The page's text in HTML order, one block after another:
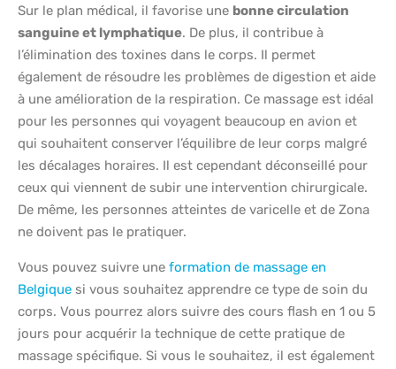
Sur le plan médical, il favorise une bonne circulation
sanguine et lymphatique. De plus, il contribue à
l’élimination des toxines dans le corps. Il permet
également de résoudre les problèmes de digestion et aide
à une amélioration de la respiration. Ce massage est idéal
pour les personnes qui voyagent beaucoup en avion et
qui souhaitent conserver l’équilibre de leur corps malgré
les décalages horaires. Il est cependant déconseillé pour
ceux qui viennent de subir une intervention chirurgicale.
De même, les personnes atteintes de varicelle et de Zona
ne doivent pas le pratiquer.
Vous pouvez suivre une formation de massage en
Belgique si vous souhaitez apprendre ce type de soin du
corps. Vous pourrez alors suivre des cours flash en 1 ou 5
jours pour acquérir la technique de cette pratique de
massage spécifique. Si vous le souhaitez, il est également